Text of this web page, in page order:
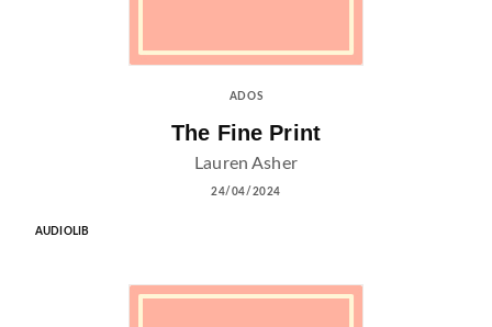
ADOS
The Fine Print
Lauren Asher
24/04/2024
AUDIOLIB